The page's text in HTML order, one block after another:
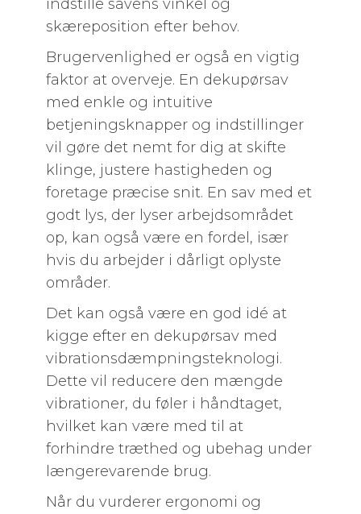
indstille savens vinkel og
skæreposition efter behov.
Brugervenlighed er også en vigtig
faktor at overveje. En dekupørsav
med enkle og intuitive
betjeningsknapper og indstillinger
vil gøre det nemt for dig at skifte
klinge, justere hastigheden og
foretage præcise snit. En sav med et
godt lys, der lyser arbejdsområdet
op, kan også være en fordel, især
hvis du arbejder i dårligt oplyste
områder.
Det kan også være en god idé at
kigge efter en dekupørsav med
vibrationsdæmpningsteknologi.
Dette vil reducere den mængde
vibrationer, du føler i håndtaget,
hvilket kan være med til at
forhindre træthed og ubehag under
længerevarende brug.
Når du vurderer ergonomi og